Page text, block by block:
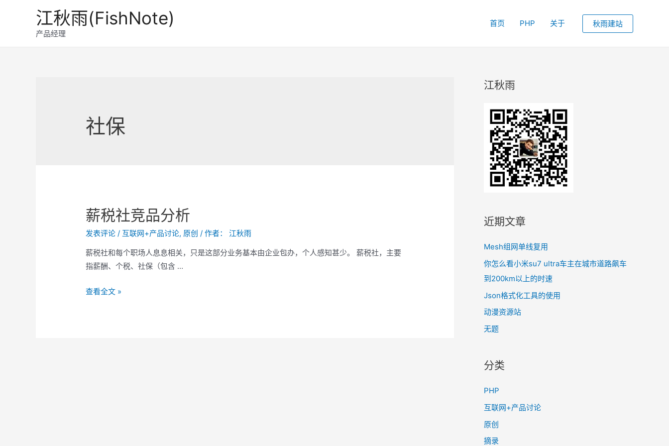
江秋雨(FishNote)
产品经理
首页 PHP 关于 秋雨建站
社保
薪税社竞品分析
发表评论 / 互联网+产品讨论, 原创 / 作者： 江秋雨
薪税社和每个职场人息息相关，只是这部分业务基本由企业包办，个人感知甚少。 薪税社，主要
指薪酬、个税、社保（包含 …
薪
查看全文 »
江秋雨
近期文章
Mesh组网单线复用
你怎么看小米su7 ultra车主在城市道路飙车
到200km以上的时速
Json格式化工具的使用
动漫资源站
无题
分类
PHP
互联网+产品讨论
原创
摘录